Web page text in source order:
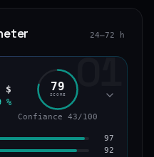
24–72 h
01
Tokenized Stock)
$
%
79
SCORE
Confiance 43/100
97
92